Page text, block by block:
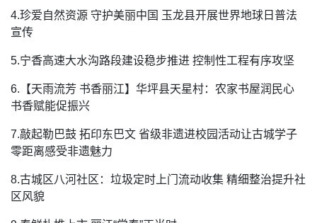
4.珍爱自然资源 守护美丽中国 玉龙县开展世界地球日普法
宣传
5.宁香高速大水沟路段建设稳步推进 控制性工程有序攻坚
6.【天雨流芳 书香丽江】华坪县天星村：农家书屋润民心
书香赋能促振兴
7.敲起勒巴鼓 拓印东巴文 省级非遗进校园活动让古城学子
零距离感受非遗魅力
8.古城区八河社区：垃圾定时上门流动收集 精细整治提升社
区风貌